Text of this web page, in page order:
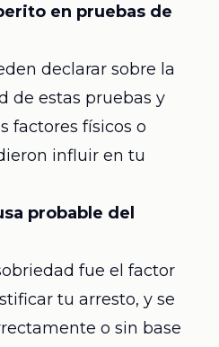
en pruebas de
declarar sobre la
de estas pruebas y
factores físicos o
influir en tu
probable del
fue el factor
tu arresto, y se
o sin base